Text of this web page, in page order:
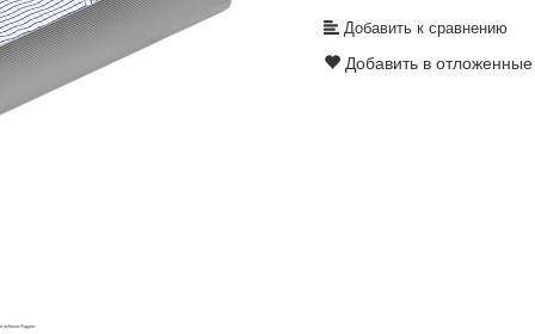
Добавить к сравнению
Добавить в отложенные